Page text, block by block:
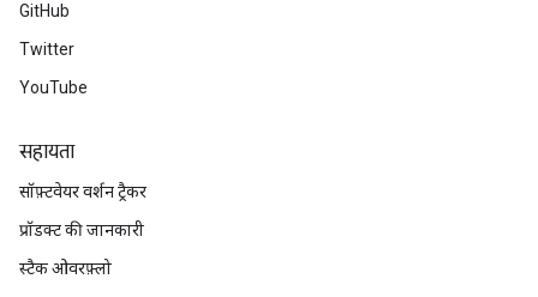
GitHub
Twitter
YouTube
सहायता
सॉफ़्टवेयर वर्शन ट्रैकर
प्रॉडक्ट की जानकारी
स्टैक ओवरफ़्लो